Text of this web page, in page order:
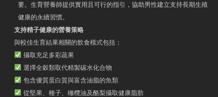
要。生育營養師提供實用且可行的指引，協助男性建立支持長期生殖
健康的永續習慣。
支持精子健康的營養策略
與較佳生育結果相關的飲食模式包括：
攝取充足多彩蔬果
選擇全穀類取代精製碳水化合物
包含優質蛋白質與富含油脂的魚類
從堅果、種子、橄欖油及酪梨攝取健康脂肪